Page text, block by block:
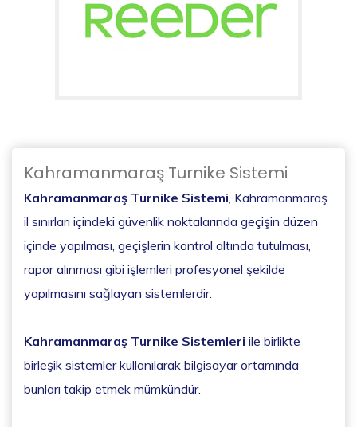
Kahramanmaraş Turnike Sistemi
Kahramanmaraş Turnike Sistemi , Kahramanmaraş
il sınırları içindeki güvenlik noktalarında geçişin düzen
içinde yapılması, geçişlerin kontrol altında tutulması,
rapor alınması gibi işlemleri profesyonel şekilde
yapılmasını sağlayan sistemlerdir.
Kahramanmaraş Turnike Sistemleri ile birlikte
birleşik sistemler kullanılarak bilgisayar ortamında
bunları takip etmek mümkündür.